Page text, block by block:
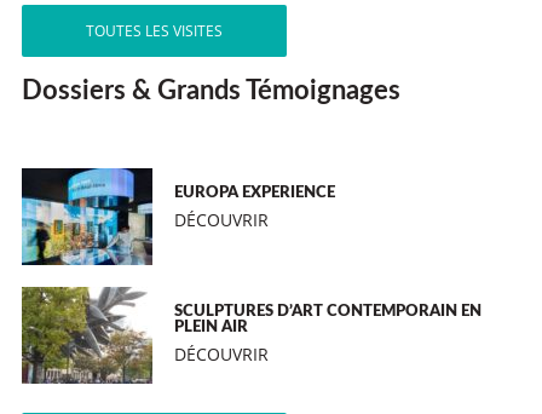
TOUTES LES VISITES
Dossiers & Grands Témoignages
EUROPA EXPERIENCE
DÉCOUVRIR
SCULPTURES D’ART CONTEMPORAIN EN
PLEIN AIR
DÉCOUVRIR